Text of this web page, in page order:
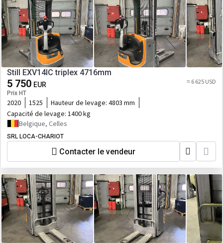
Still EXV14IC triplex 4716mm
5 750 EUR
Prix HT
≈ 6 625 USD
2020 1525 Hauteur de levage: 4803 mm
Capacité de levage: 1400 kg
Belgique, Celles
SRL LOCA-CHARIOT
Contacter le vendeur